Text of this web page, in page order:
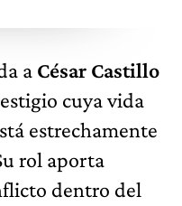
a César Castillo
cuya vida
estrechamente
rol aporta
dentro del